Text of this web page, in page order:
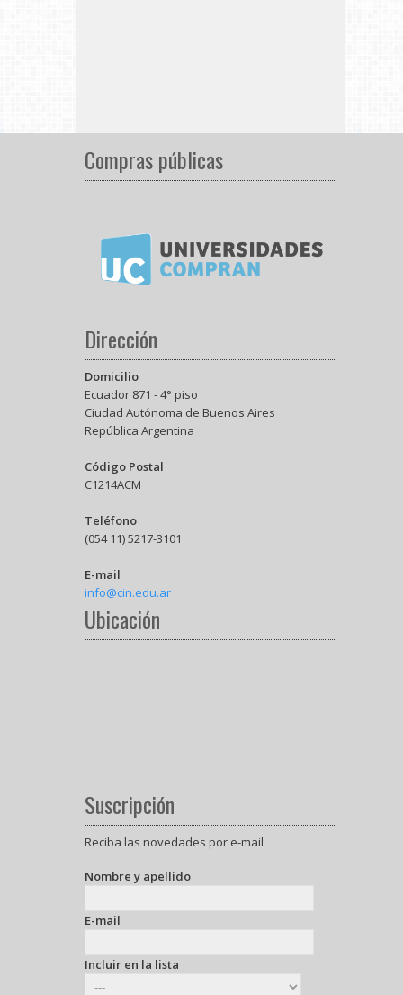
Compras públicas
Dirección
Domicilio
Ecuador 871 - 4° piso
Ciudad Autónoma de Buenos Aires
República Argentina
Código Postal
C1214ACM
Teléfono
(054 11) 5217-3101
E-mail
info@cin.edu.ar
Ubicación
Suscripción
Reciba las novedades por e-mail
Nombre y apellido
E-mail
Incluir en la lista